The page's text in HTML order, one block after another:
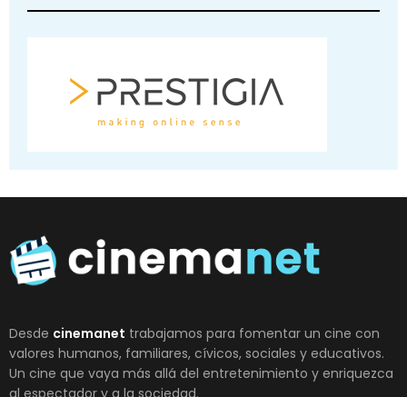
Desde cinemanet trabajamos para fomentar un cine con
valores humanos, familiares, cívicos, sociales y educativos.
Un cine que vaya más allá del entretenimiento y enriquezca
al espectador y a la sociedad.